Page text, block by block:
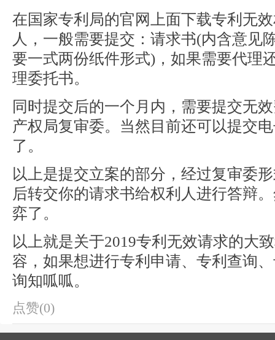
在国家专利局的官网上面下载专利无
人，一般需要提交：请求书(内含意见
要一式两份纸件形式)，如果需要代理
理委托书。
同时提交后的一个月内，需要提交无
产权局复审委。当然目前还可以提交
了。
以上是提交立案的部分，经过复审委
后转交你的请求书给权利人进行答辩
弈了。
以上就是关于2019专利无效请求的大
容，如果想进行专利申请、专利查询
询知呱呱。
点赞(0)